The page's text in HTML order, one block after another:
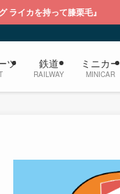
』
ツ 鉄道
RAILWAY
ミニカー
MINICAR